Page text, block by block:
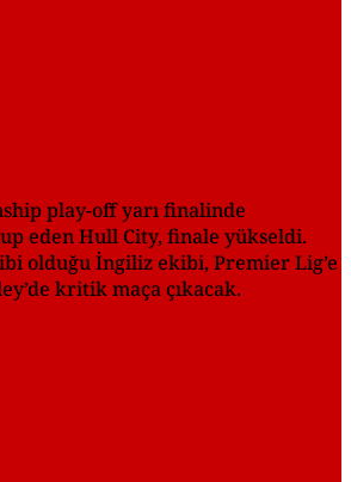
play-off yarı finalinde
eden Hull City, finale yükseldi.
olduğu İngiliz ekibi, Premier Lig’e
kritik maça çıkacak.